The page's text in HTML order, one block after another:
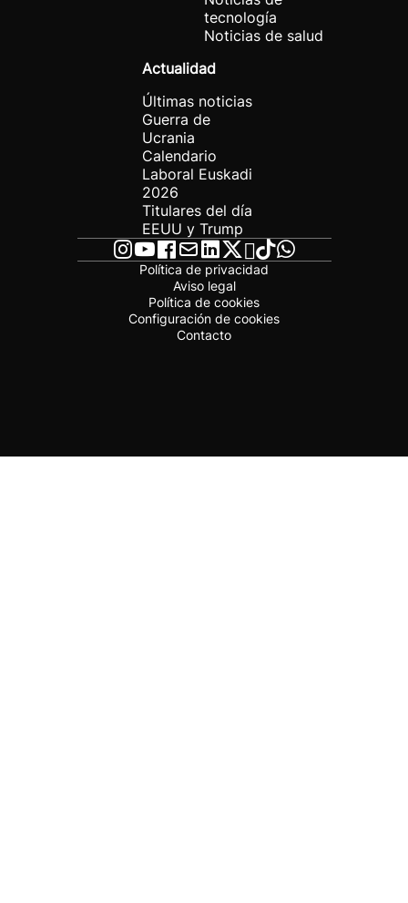
tecnología
Noticias de salud
Actualidad
Últimas noticias
Guerra de
Ucrania
Calendario
Laboral Euskadi
2026
Titulares del día
EEUU y Trump
Política de privacidad
Aviso legal
Política de cookies
Configuración de cookies
Contacto